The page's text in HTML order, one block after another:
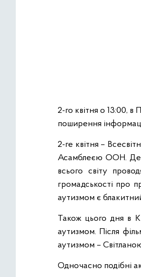
2-го квітня о 13:00,
поширення
2-ге квітня –
Асамблеєю ООН.
всього світу
громадськості про
аутизмом є
Також цього дня в
аутизмом. Після
аутизмом –
Одночасно подібні